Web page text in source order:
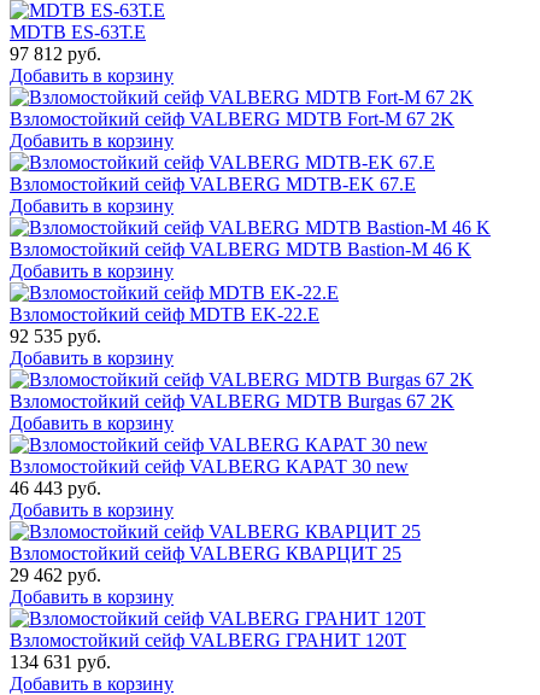
MDTB ES-63Т.Е
97 812 руб.
Добавить в корзину
Взломостойкий сейф VALBERG MDTB Fort-M 67 2K
Добавить в корзину
Взломостойкий сейф VALBERG MDTB-EK 67.E
Добавить в корзину
Взломостойкий сейф VALBERG MDTB Bastion-M 46 K
Добавить в корзину
Взломостойкий сейф MDTB EK-22.E
92 535 руб.
Добавить в корзину
Взломостойкий сейф VALBERG MDTB Burgas 67 2K
Добавить в корзину
Взломостойкий сейф VALBERG КАРАТ 30 new
46 443 руб.
Добавить в корзину
Взломостойкий сейф VALBERG КВАРЦИТ 25
29 462 руб.
Добавить в корзину
Взломостойкий сейф VALBERG ГРАНИТ 120Т
134 631 руб.
Добавить в корзину